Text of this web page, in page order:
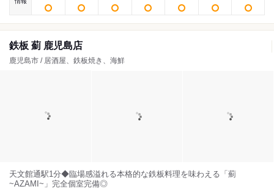
鉄板 薊 鹿児島店
鹿児島市 / 居酒屋、鉄板焼き、海鮮
天文館通駅1分◆臨場感溢れる本格的な鉄板料理を味わえる「薊
~AZAMI~」完全個室完備◎